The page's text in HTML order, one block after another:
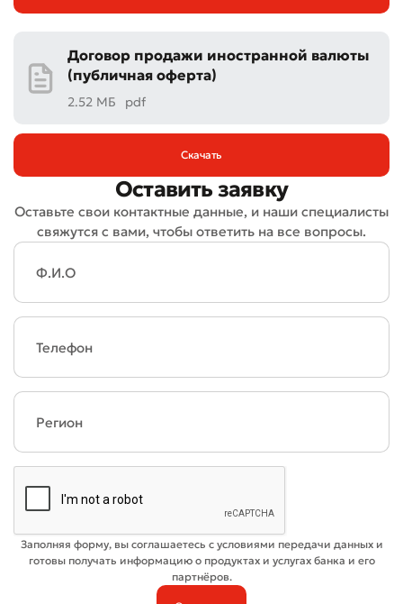
* Все поля обязательны для заполнения
Отправить
Договор продажи иностранной валюты
(публичная оферта)
2.52 МБ pdf
Скачать
Оставить заявку
Оставьте свои контактные данные, и наши специалисты
свяжутся с вами, чтобы ответить на все вопросы.
Заполняя форму, вы соглашаетесь с условиями передачи данных и
готовы получать информацию о продуктах и услугах банка и его
партнёров.